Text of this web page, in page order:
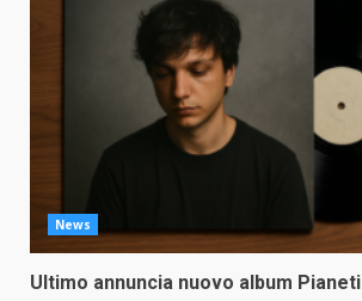
News
Ultimo annuncia nuovo album Pianeti